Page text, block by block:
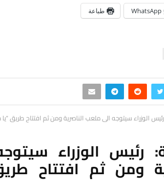
WhatsApp طباعة
رئيس الوزراء سيتوجه الى ملعب الناصرية ومن ثم افتتاح طريق
رئيس الوزراء
ومن ثم افتتاح